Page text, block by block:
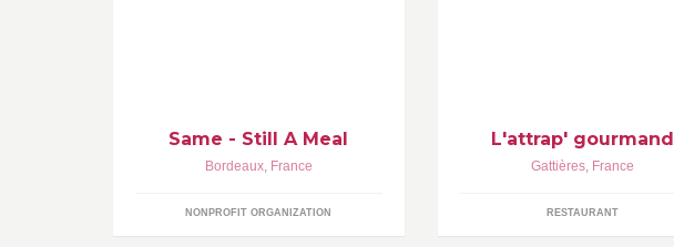
Same - Still A Meal
Bordeaux, France
NONPROFIT ORGANIZATION
L'attrap' gourmand
Gattières, France
RESTAURANT